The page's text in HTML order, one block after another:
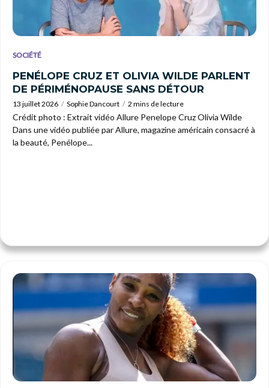
SOCIÉTÉ
PENÉLOPE CRUZ ET OLIVIA WILDE PARLENT
DE PÉRIMÉNOPAUSE SANS DÉTOUR
13 juillet 2026 Sophie Dancourt 2 mins de lecture
Crédit photo : Extrait vidéo Allure Penelope Cruz Olivia Wilde
Dans une vidéo publiée par Allure, magazine américain consacré à
la beauté, Penélope...